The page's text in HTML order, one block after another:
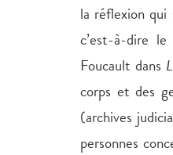
la réflexion qui
c’est-à-dire
Foucault dans
corps et des
(archives
personnes